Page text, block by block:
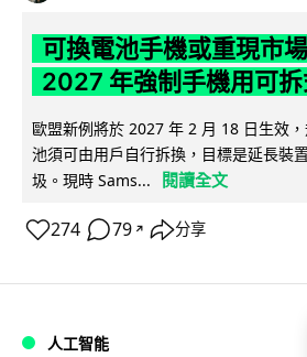
可換電池手機或重現市
2027 年強制手機用可
歐盟新例將於 2027 年 2 月 18 日生效
池須可由用戶自行拆換，目標是延長裝
圾。現時 Sams...
閱讀全文
274 79 ↗ 分享
人工智能